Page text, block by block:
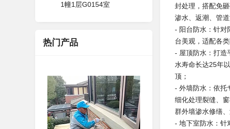
1幢1层G0154室
热门产品
封处理，搭配免
渗水、返潮、管道
- 阳台防水：针对
台美观，适配各
- 屋顶防水：打造
水寿命长达25年
顶；
- 外墙防水：依托
细化处理裂缝、
群外墙渗水修缮
- 地下室防水：针